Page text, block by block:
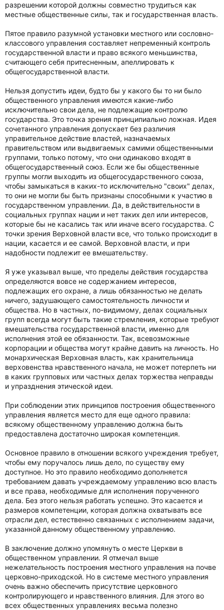
разрешении которой должны совместно трудиться как
местные общественные силы, так и государственная власть.
Пятое правило разумной установки местного или сословно-
классового управления составляет непременный контроль
государственной власти и право всякого меньшинства,
считающего себя притесненным, апеллировать к
общегосударственной власти.
Нельзя допустить идеи, будто бы у какого бы то ни было
общественного управления имеются какие-либо
исключительно свои дела, не подлежащие контролю
государства. Это точка зрения принципиально ложная. Идея
сочетанного управления допускает без различия
управительное действие властей, назначаемых
правительством или выдвигаемых самими общественными
группами, только потому, что они одинаково входят в
общегосударственный союз. Если же бы общественные
группы могли выходить из общегосударственного союза,
чтобы замыкаться в каких-то исключительно "своих" делах,
то они не могли бы быть признаны способными к участию в
государственном управлении. Да, в действительности в
социальных группах нации и нет таких дел или интересов,
которые бы не касались так или иначе всего государства. С
точки зрения Верховной власти все, что только происходит в
нации, касается и ее самой. Верховной власти, и при
надобности подлежит ее вмешательству.
Я уже указывал выше, что пределы действия государства
определяются вовсе не содержанием интересов,
подлежащих его охране, а лишь обязанностью не делать
ничего, задушающего самостоятельность личности и
общества. Но в частных, по-видимому, делах социальных
групп всегда могут быть такие стремления, которые требуют
вмешательства государственной власти, именно для
исполнения этой ее обязанности. Так, всевозможные
корпорации и общества могут крайне давить на личность. Но
монархическая Верховная власть, как хранительница
верховенства нравственного начала, не может потерпеть ни
в каких групповых или частных делах торжества неправды
и упразднения этической идеи.
При соблюдении этих принципов построения общественного
управления является место для еще одного правила:
всякому общественному управлению должна быть
предоставлена достаточно широкая компетенция.
Основное правило в отношении всякого учреждения требует,
чтобы ему поручалось лишь дело, по существу ему
доступное. Но это правило необходимо дополняется
требованием давать учреждаемому управлению всю власть
и все права, необходимые для исполнения порученного
дела. Без этого нельзя работать успешно. Это касается и
размеров компетенции, которая должна охватывать все
отрасли дел, естественно связанных с исполнением задачи,
указанной данному общественному управлению.
В заключение должно упомянуть о месте Церкви в
общественном управлении. Я отмечал выше
нежелательность построения местного управления на почве
церковно-приходской. Но в системе местного управления
очень важно обеспечить присутствие церковного
контролирующего и нравственного влияния. Для этого во
всех общественных управлениях весьма полезно